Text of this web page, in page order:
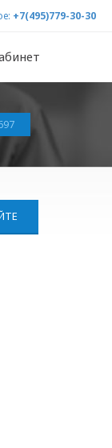
+7(495)779-30-30